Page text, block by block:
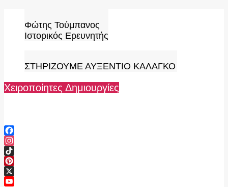
content
Φώτης Τούμπανος
Ιστορικός Ερευνητής
ΣΤΗΡΙΖΟΥΜΕ ΑΥΞΕΝΤΙΟ ΚΑΛΑΓΚΟ
Χειροποίητες Δημιουργίες
Facebook
Instagram
TikTok
Pinterest
X